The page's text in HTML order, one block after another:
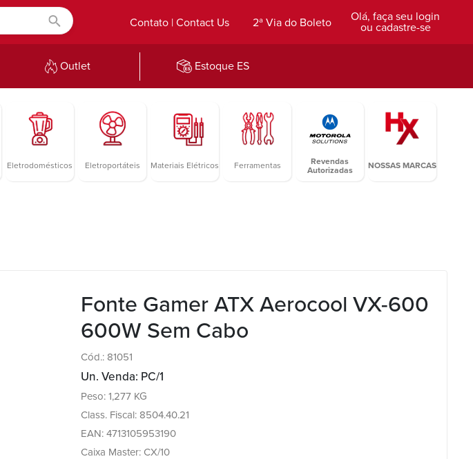
Olá, faça seu login
ou cadastre-se
2ª Via do Boleto
Contato | Contact Us
Outlet Estoque ES
Eletrodomésticos Eletroportáteis Materiais Elétricos Ferramentas
Revendas
Autorizadas
NOSSAS MARCAS
Fonte Gamer ATX Aerocool VX-600
600W Sem Cabo
Cód.: 81051
Un. Venda: PC/1
Peso: 1,277 KG
Class. Fiscal: 8504.40.21
EAN: 4713105953190
Caixa Master: CX/10